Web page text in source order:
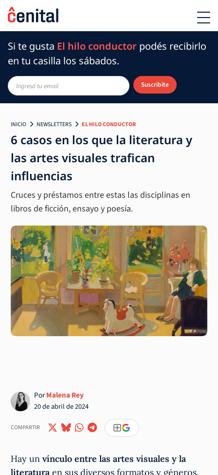
Si te gusta El hilo conductor podés recibirlo
en tu casilla los sábados.
Suscribite
INICIO NEWSLETTERS EL HILO CONDUCTOR
6 casos en los que la literatura y
las artes visuales trafican
influencias
Cruces y préstamos entre estas las disciplinas en
libros de ficción, ensayo y poesía.
PorMalena Rey
20 de abril de 2024
COMPARTIR
Hay unvínculo entre las artes visuales y la
literatura en sus diversos formatos y géneros.